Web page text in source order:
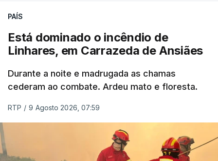
PAÍS
Está dominado o incêndio de
Linhares, em Carrazeda de Ansiães
Durante a noite e madrugada as chamas
cederam ao combate. Ardeu mato e floresta.
RTP / 9 Agosto 2026, 07:59